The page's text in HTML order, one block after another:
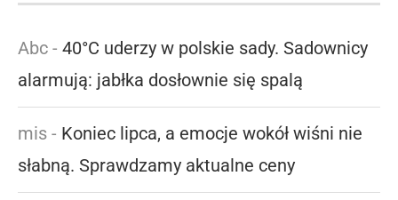
Abc - 40°C uderzy w polskie sady. Sadownicy
alarmują: jabłka dosłownie się spalą
mis - Koniec lipca, a emocje wokół wiśni nie
słabną. Sprawdzamy aktualne ceny